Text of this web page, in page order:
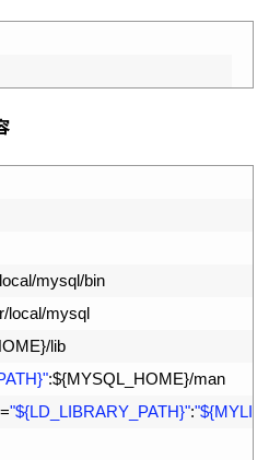
local/mysql/bin
/local/mysql
}/lib
:${MYSQL_HOME}/man
="${LD_LIBRARY_PATH}":